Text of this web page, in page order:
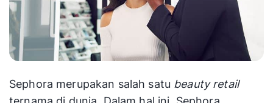
Sephora merupakan salah satu beauty retail